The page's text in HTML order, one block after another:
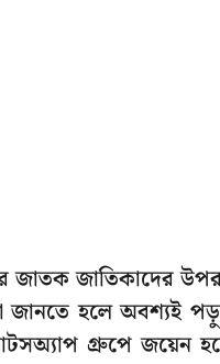
জাতক জাতিকাদের
জানতে হলে অবশ্যই
গ্রুপে জয়েন